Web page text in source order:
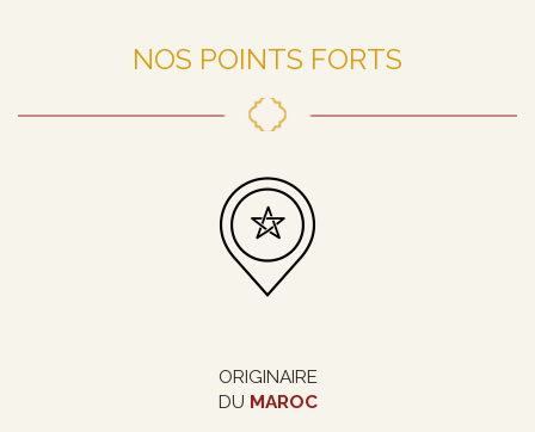
NOS POINTS FORTS
ORIGINAIRE
DU MAROC